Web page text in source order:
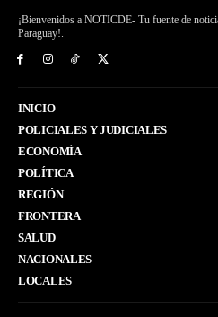
¡Bienvenidos a NOTICDE- Tu fuente de
Paraguay!.
INICIO
POLICIALES Y JUDICIALES
ECONOMÍA
POLÍTICA
REGIÓN
FRONTERA
SALUD
NACIONALES
LOCALES